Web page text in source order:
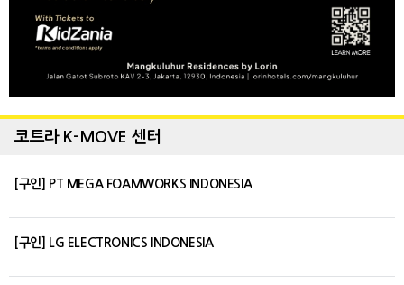
코트라 K-MOVE 센터
[구인] PT MEGA FOAMWORKS INDONESIA
[구인] LG ELECTRONICS INDONESIA